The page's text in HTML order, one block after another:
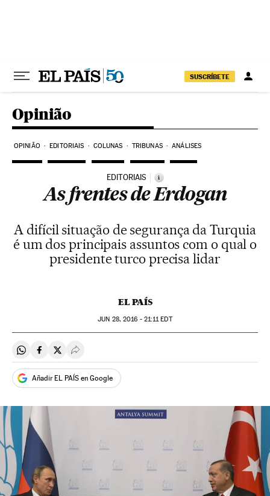
SUSCRÍBETE
Opinião
OPINIÃO EDITORIAIS COLUNAS TRIBUNAS ANÁLISES
EDITORIAIS i
As frentes de Erdogan
A difícil situação de segurança da Turquia
é um dos principais assuntos com o qual o
presidente turco precisa lidar
EL PAÍS
JUN 28, 2016 - 21:11EDT
Compartir en Whatsapp
Compartir en Facebook
Compartir en Twitter
Desplegar Redes Sociales
Añadir EL PAÍS en Google